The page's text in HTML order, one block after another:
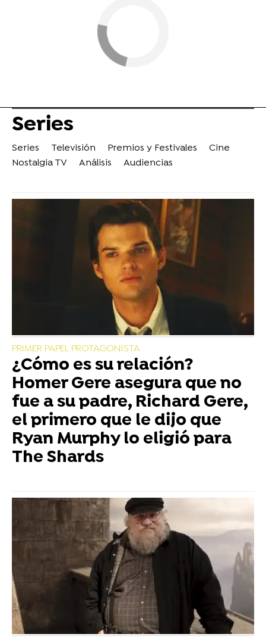
Series
Series Televisión Premios y Festivales
Cine
Nostalgia TV
Análisis Audiencias
PRIMER PAPEL PROTAGONISTA
¿Cómo es su relación?
Homer Gere asegura que no
fue a su padre, Richard Gere,
el primero que le dijo que
Ryan Murphy lo eligió para
The Shards